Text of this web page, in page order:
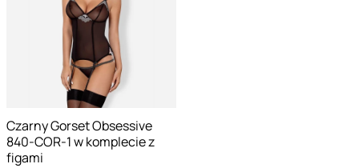
Czarny Gorset Obsessive
840-COR-1 w komplecie z
figami